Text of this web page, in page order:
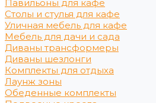
Павильоны для кафе
Столы и стулья для кафе
Уличная мебель для кафе
Мебель для дачи и сада
Диваны трансформеры
Диваны шезлонги
Комплекты для отдыха
Лаунж зоны
Обеденные комплекты